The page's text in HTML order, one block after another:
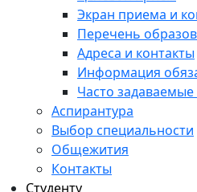
Экран приема и
Перечень
Адреса и контакты
Информация
Часто
Аспирантура
Выбор специальности
Общежития
Контакты
Студенту